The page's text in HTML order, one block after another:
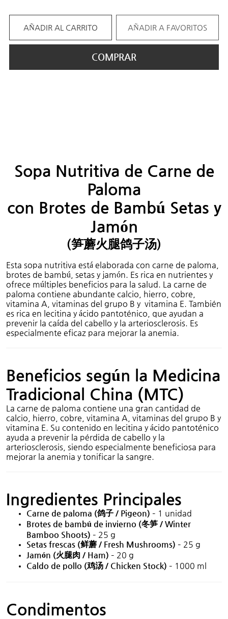
AÑADIR AL CARRITO AÑADIR A FAVORITOS
COMPRAR
Sopa Nutritiva de Carne de
Paloma
con Brotes de Bambú Setas y
Jamón
(笋蘑火腿鸽子汤)
Esta sopa nutritiva está elaborada con carne de paloma,
brotes de bambú, setas y jamón. Es rica en nutrientes y
ofrece múltiples beneficios para la salud. La carne de
paloma contiene abundante calcio, hierro, cobre,
vitamina A, vitaminas del grupo B y vitamina E. También
es rica en lecitina y ácido pantoténico, que ayudan a
prevenir la caída del cabello y la arteriosclerosis. Es
especialmente eficaz para mejorar la anemia.
Beneficios según la Medicina
Tradicional China (MTC)
La carne de paloma contiene una gran cantidad de
calcio, hierro, cobre, vitamina A, vitaminas del grupo B y
vitamina E. Su contenido en lecitina y ácido pantoténico
ayuda a prevenir la pérdida de cabello y la
arteriosclerosis, siendo especialmente beneficiosa para
mejorar la anemia y tonificar la sangre.
Ingredientes Principales
Carne de paloma (鸽子 / Pigeon) – 1 unidad
Brotes de bambú de invierno (冬笋 / Winter
Bamboo Shoots) – 25 g
Setas frescas (鲜蘑 / Fresh Mushrooms) – 25 g
Jamón (火腿肉 / Ham) – 20 g
Caldo de pollo (鸡汤 / Chicken Stock) – 1000 ml
Condimentos